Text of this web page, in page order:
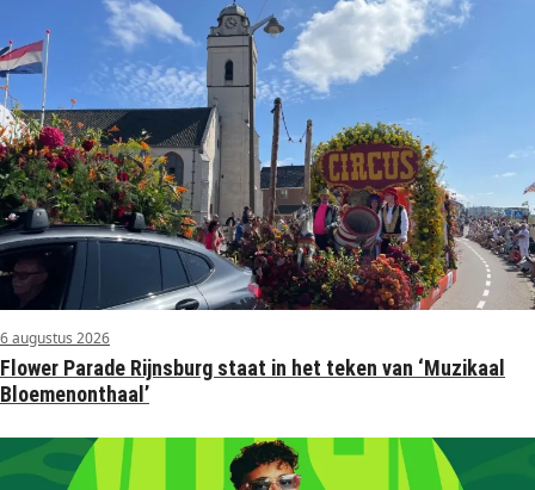
6 augustus 2026
Flower Parade Rijnsburg staat in het teken van ‘Muzikaal
Bloemenonthaal’